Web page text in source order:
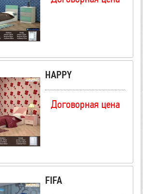
HAPPY
Договорная цена
FIFA